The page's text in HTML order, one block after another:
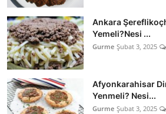
Mutfak Temizliği & Pratik Bilgiler
Anne & Bebek Beslenmesi
Mutfak Sırları & Teknikler
Gıda Sözlüğü & Nedir?
Yemek Tarifleri & Menüler
Ankara
Yemeli?Nesi ...
Gurme Şubat 3, 2025
Afyonkarahisar
Yenmeli? Nesi...
Gurme Şubat 3, 2025